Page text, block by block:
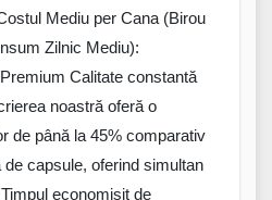
Mediu per Cana (Birou
Zilnic Mediu):
Calitate constantă
noastră oferă o
de până la 45% comparativ
capsule, oferind simultan
economisit de